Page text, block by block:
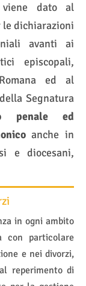
viene dato al
le dichiarazioni
avanti ai
episcopali,
ed al
Segnatura
penale ed
anche in
e diocesani,
in ogni ambito
particolare
e nei divorzi,
reperimento di